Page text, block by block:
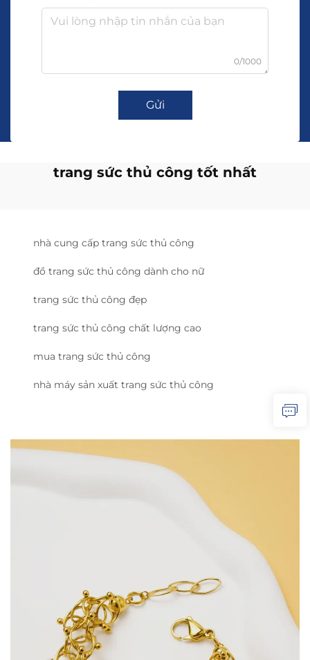
0/1000
Gửi
trang sức thủ công tốt nhất
nhà cung cấp trang sức thủ công
đồ trang sức thủ công dành cho nữ
trang sức thủ công đẹp
trang sức thủ công chất lượng cao
mua trang sức thủ công
nhà máy sản xuất trang sức thủ công